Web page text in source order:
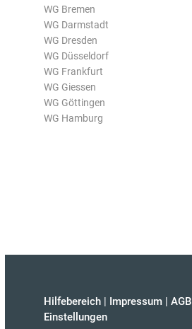
WG Bremen
WG Darmstadt
WG Dresden
WG Düsseldorf
WG Frankfurt
WG Giessen
WG Göttingen
WG Hamburg
Hilfebereich | Impressum | AGB
Einstellungen